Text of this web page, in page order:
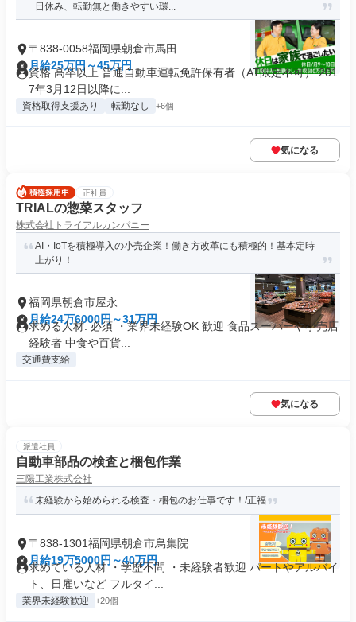
日休み、転勤無と働きやすい環...
〒838-0058福岡県朝倉市馬田
月給25万円～45万円
資格 高卒以上 普通自動車運転免許保有者（AT限定不可） 201
7年3月12日以降に...
資格取得支援あり 転勤なし +6個
気になる
正社員
TRIALの惣菜スタッフ
株式会社トライアルカンパニー
AI・IoTを積極導入の小売企業！働き方改革にも積極的！基本定時
上がり！
福岡県朝倉市屋永
月給24万6000円～31万円
求める人材: 必須 ・業界未経験OK 歓迎 食品スーパーや小売店
経験者 中食や百貨...
交通費支給
気になる
派遣社員
自動車部品の検査と梱包作業
三陽工業株式会社
未経験から始められる検査・梱包のお仕事です！/正福
〒838-1301福岡県朝倉市烏集院
月給19万5000円～40万円
求めている人材 ・学歴不問 ・未経験者歓迎 パートやアルバイ
ト、日雇いなど フルタイ...
業界未経験歓迎 +20個